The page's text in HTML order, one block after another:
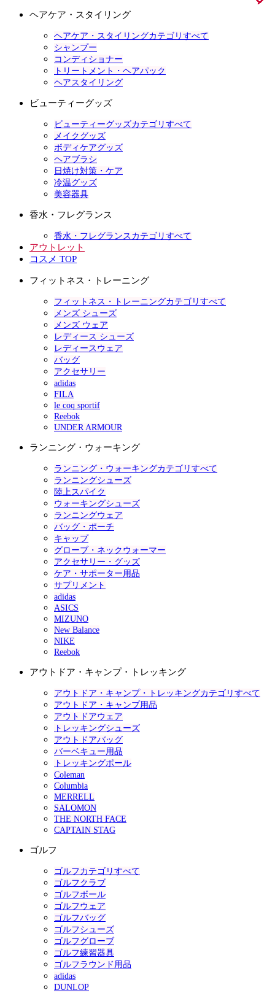
ヘアケア・スタイリング
ヘアケア・スタイリングカテゴリすべて
シャンプー
コンディショナー
トリートメント・ヘアパック
ヘアスタイリング
ビューティーグッズ
ビューティーグッズカテゴリすべて
メイクグッズ
ボディケアグッズ
ヘアブラシ
日焼け対策・ケア
冷温グッズ
美容器具
香水・フレグランス
香水・フレグランスカテゴリすべて
アウトレット
コスメ TOP
フィットネス・トレーニング
フィットネス・トレーニングカテゴリすべて
メンズ シューズ
メンズ ウェア
レディース シューズ
レディースウェア
バッグ
アクセサリー
adidas
FILA
le coq sportif
Reebok
UNDER ARMOUR
ランニング・ウォーキング
ランニング・ウォーキングカテゴリすべて
ランニングシューズ
陸上スパイク
ウォーキングシューズ
ランニングウェア
バッグ・ポーチ
キャップ
グローブ・ネックウォーマー
アクセサリー・グッズ
ケア・サポーター用品
サプリメント
adidas
ASICS
MIZUNO
New Balance
NIKE
Reebok
アウトドア・キャンプ・トレッキング
アウトドア・キャンプ・トレッキングカテゴリすべて
アウトドア・キャンプ用品
アウトドアウェア
トレッキングシューズ
アウトドアバッグ
バーベキュー用品
トレッキングポール
Coleman
Columbia
MERRELL
SALOMON
THE NORTH FACE
CAPTAIN STAG
ゴルフ
ゴルフカテゴリすべて
ゴルフクラブ
ゴルフボール
ゴルフウェア
ゴルフバッグ
ゴルフシューズ
ゴルフグローブ
ゴルフ練習器具
ゴルフラウンド用品
adidas
DUNLOP